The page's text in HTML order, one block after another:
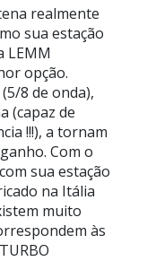
realmente
sua estação
LEMM
opção.
8 de onda),
(capaz de
!!!), a tornam
Com o
sua estação
na Itália
muito
às